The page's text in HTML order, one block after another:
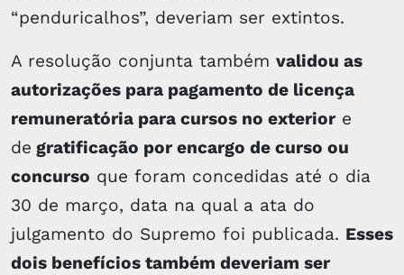
“penduricalhos”, deveriam ser extintos.
A resolução conjunta também validou as
autorizações para pagamento de licença
remuneratória para cursos no exterior e
de gratificação por encargo de curso ou
concurso que foram concedidas até o dia
30 de março, data na qual a ata do
julgamento do Supremo foi publicada. Esses
dois benefícios também deveriam ser